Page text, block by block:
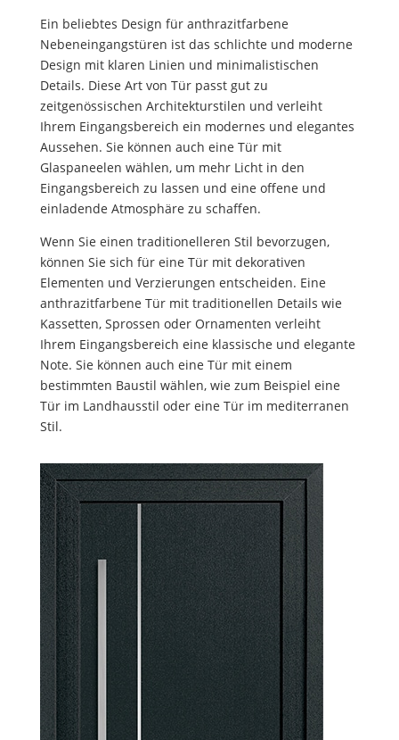
Ein beliebtes Design für anthrazitfarbene
Nebeneingangstüren ist das schlichte und moderne
Design mit klaren Linien und minimalistischen
Details. Diese Art von Tür passt gut zu
zeitgenössischen Architekturstilen und verleiht
Ihrem Eingangsbereich ein modernes und elegantes
Aussehen. Sie können auch eine Tür mit
Glaspaneelen wählen, um mehr Licht in den
Eingangsbereich zu lassen und eine offene und
einladende Atmosphäre zu schaffen.
Wenn Sie einen traditionelleren Stil bevorzugen,
können Sie sich für eine Tür mit dekorativen
Elementen und Verzierungen entscheiden. Eine
anthrazitfarbene Tür mit traditionellen Details wie
Kassetten, Sprossen oder Ornamenten verleiht
Ihrem Eingangsbereich eine klassische und elegante
Note. Sie können auch eine Tür mit einem
bestimmten Baustil wählen, wie zum Beispiel eine
Tür im Landhausstil oder eine Tür im mediterranen
Stil.